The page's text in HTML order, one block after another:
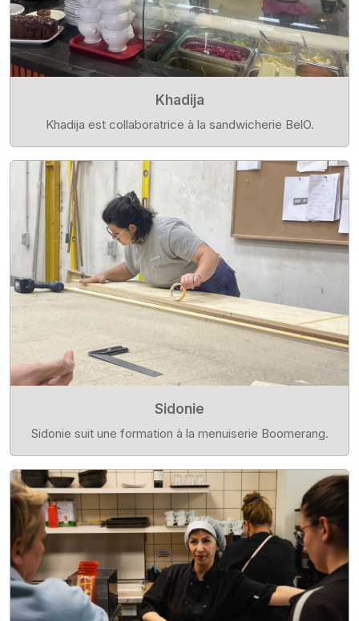
Khadija
Khadija est collaboratrice à la sandwicherie BelO.
Sidonie
Sidonie suit une formation à la menuiserie Boomerang.